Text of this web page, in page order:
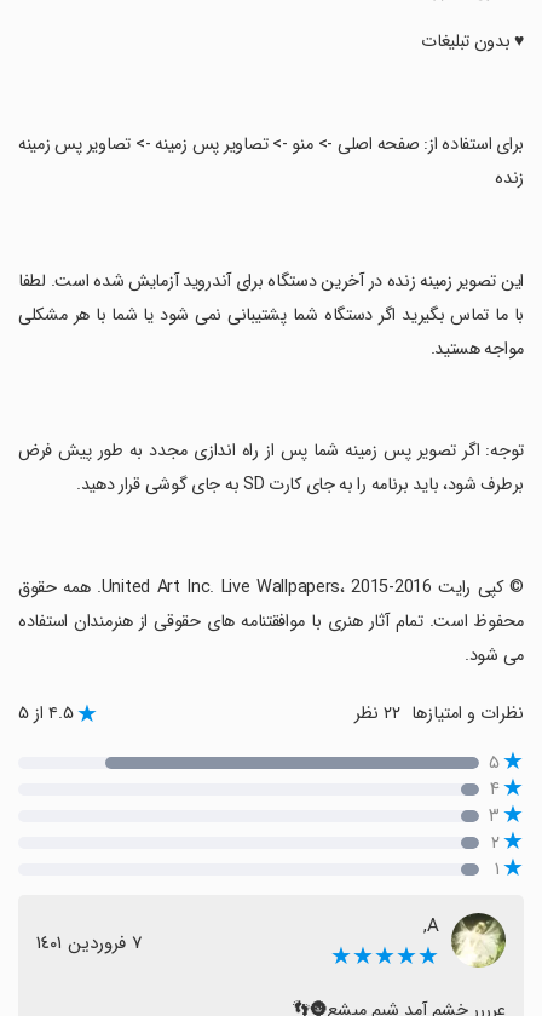
‏♥ بدون تبلیغات
‏برای استفاده از: صفحه اصلی -> منو -> تصاویر پس زمینه -> تصاویر پس زمینه
زنده
‏این تصویر زمینه زنده در آخرین دستگاه برای آندروید آزمایش شده است. لطفا
با ما تماس بگیرید اگر دستگاه شما پشتیبانی نمی شود یا شما با هر مشکلی
مواجه هستید.
‏توجه: اگر تصویر پس زمینه شما پس از راه اندازی مجدد به طور پیش فرض
برطرف شود، باید برنامه را به جای کارت SD به جای گوشی قرار دهید.
‏© کپی رایت United Art Inc. Live Wallpapers، 2015-2016. همه حقوق
محفوظ است. تمام آثار هنری با موافقتنامه های حقوقی از هنرمندان استفاده
می شود.
نظرات و امتیازها ۴.۵ از ۵
۵
۴
۳
۲
۱
‌A,
★★★★★ ٧ فروردین ١٤٠١
عرررر خشم آمد شبم میشع🌚👣